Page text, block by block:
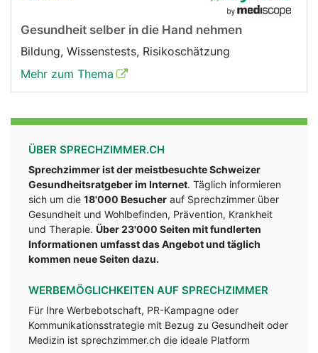
Gesundheit selber in die Hand nehmen
Bildung, Wissenstests, Risikoschätzung
Mehr zum Thema
ÜBER SPRECHZIMMER.CH
Sprechzimmer ist der meistbesuchte Schweizer
Gesundheitsratgeber im Internet. Täglich informieren
sich um die 18'000 Besucher auf Sprechzimmer über
Gesundheit und Wohlbefinden, Prävention, Krankheit
und Therapie. Über 23'000 Seiten mit fundlerten
Informationen umfasst das Angebot und täglich
kommen neue Seiten dazu.
WERBEMÖGLICHKEITEN AUF SPRECHZIMMER
Für Ihre Werbebotschaft, PR-Kampagne oder
Kommunikationsstrategie mit Bezug zu Gesundheit oder
Medizin ist sprechzimmer.ch die ideale Platform